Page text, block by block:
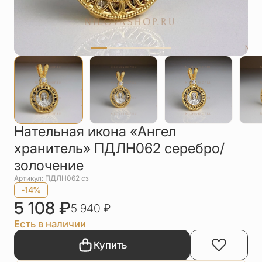
Упаковка
Цепи
Шнурки на
шею
Другое
Нательная икона «Ангел
хранитель» ПДЛН062 серебро/
золочение
Артикул: ПДЛН062 сз
-14%
5 108 ₽5 940₽
Есть в наличии
Купить